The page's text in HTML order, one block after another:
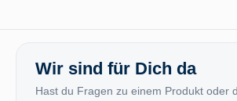
Wir sind für Dich da
Hast du Fragen zu einem Produkt oder